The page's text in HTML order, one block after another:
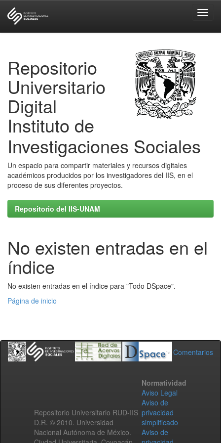
Repositorio
Universitario
Digital
Instituto de
Investigaciones Sociales
Un espacio para compartir materiales y recursos digitales
académicos producidos por los investigadores del IIS, en el
proceso de sus diferentes proyectos.
Repositorio del IIS-UNAM
No existen entradas en el
índice
No existen entradas en el índice para "Todo DSpace".
Página de inicio
Comentarios
Repositorio Universitario RUD-IIS
D.R. © 2010. Universidad
Nacional Autónoma de México.
Normatividad
Aviso Legal
Aviso de
privacidad
simplificado
Aviso de